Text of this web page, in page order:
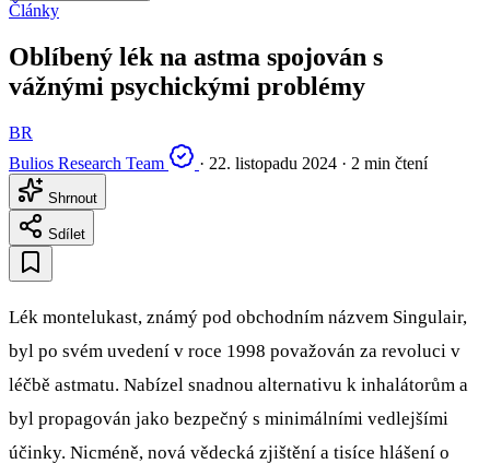
Články
Oblíbený lék na astma spojován s
vážnými psychickými problémy
BR
Bulios Research Team
· 22. listopadu 2024 · 2 min čtení
Shrnout
Sdílet
Lék montelukast, známý pod obchodním názvem Singulair,
byl po svém uvedení v roce 1998 považován za revoluci v
léčbě astmatu. Nabízel snadnou alternativu k inhalátorům a
byl propagován jako bezpečný s minimálními vedlejšími
účinky. Nicméně, nová vědecká zjištění a tisíce hlášení o